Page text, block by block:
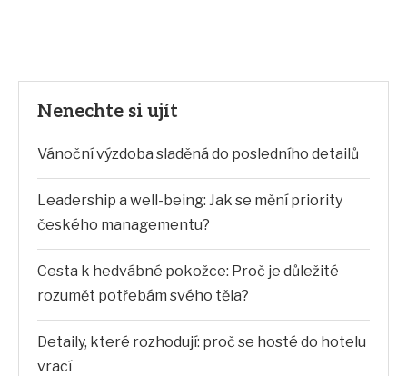
Nenechte si ujít
Vánoční výzdoba sladěná do posledního detailů
Leadership a well-being: Jak se mění priority
českého managementu?
Cesta k hedvábné pokožce: Proč je důležité
rozumět potřebám svého těla?
Detaily, které rozhodují: proč se hosté do hotelu
vrací